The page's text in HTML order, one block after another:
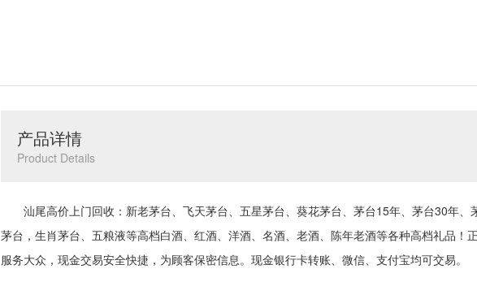
产品详情
Product Details
汕尾高价上门回收：新老茅台、飞天茅台、五星茅台、葵花茅台、茅台15年、茅台30年、
茅台，生肖茅台、五粮液等高档白酒、红酒、洋酒、名酒、老酒、陈年老酒等各种高档礼品！
服务大众，现金交易安全快捷，为顾客保密信息。现金银行卡转账、微信、支付宝均可交易。